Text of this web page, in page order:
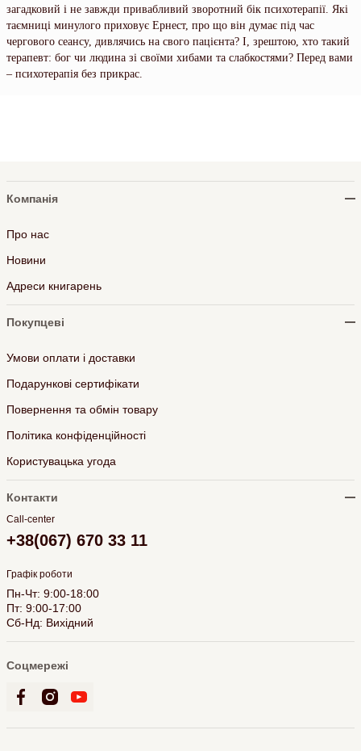
загадковий і не завжди привабливий зворотний бік психотерапії. Які
таємниці минулого приховує Ернест, про що він думає під час
чергового сеансу, дивлячись на свого пацієнта? І, зрештою, хто такий
терапевт: бог чи людина зі своїми хибами та слабкостями? Перед вами
– психотерапія без прикрас.
Компанія
Про нас
Новини
Адреси книгарень
Покупцеві
Умови оплати і доставки
Подарункові сертифікати
Повернення та обмін товару
Політика конфіденційності
Користувацька угода
Контакти
Call-center
+38(067) 670 33 11
Графік роботи
Пн-Чт: 9:00-18:00
Пт: 9:00-17:00
Сб-Нд: Вихідний
Соцмережі